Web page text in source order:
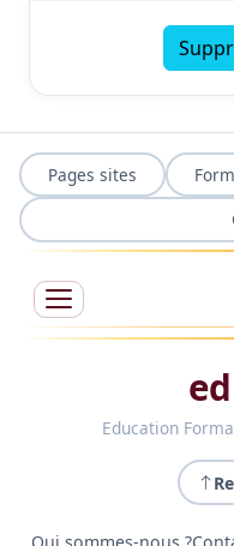
Pages sites
Education